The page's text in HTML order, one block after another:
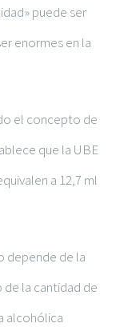
puede ser
enormes en la
el concepto de
que la UBE
a 12,7 ml
depende de la
de la cantidad de
alcohólica